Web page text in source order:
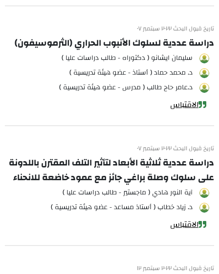
تاريخ قبول البحث ٢٠٢٢ سبتمبر ٠٧
دراسة عددية لسلوك الأنبوب الحراري (الثرموسيفون)
سليمان ايشانو ( دكتوراه - طالب دراسات عليا )
د. محمد حماد ( أستاذ - عضو هيئة تدريسية )
د.عامر حاج طالب ( مدرس - عضو هيئة تدريسية )
الاقتباس
تاريخ قبول البحث ٢٠٢٢ سبتمبر ٠٧
دراسة عددية ثلاثية الأبعاد لتأثير التلف المقترن باللدونة
على سلوك وصلة براغي جائز مع عمود خاضعة للانحناء
آية النور هادي ( ماجستير - طالب دراسات عليا )
د. زياد خطاب ( أستاذ مساعد - عضو هيئة تدريسية )
الاقتباس
تاريخ قبول البحث ٢٠٢٢ سبتمبر ١٢